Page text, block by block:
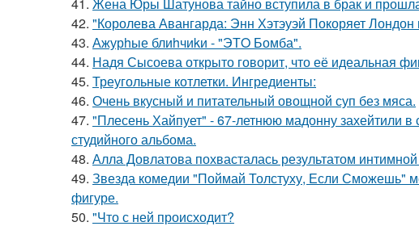
42. "Королева Авангарда: Энн Хэтэуэй Покоряет Лондон
43. Ажурhые блиhчиkи - "ЭТO Бомба".
44. Надя Сысоева открыто говорит, что её идеальная
45. Треугольные котлетки. Ингредиенты:
46. Очень вкусный и питательный овощной суп без мяса.
47. "Плесень Хайпует" - 67-летнюю мадонну захейтили в
студийного альбома.
48. Алла Довлатова похвасталась результатом
49. Звезда комедии "Поймай Толстуху, Если Сможешь"
фигуре.
50. "Что с ней происходит?